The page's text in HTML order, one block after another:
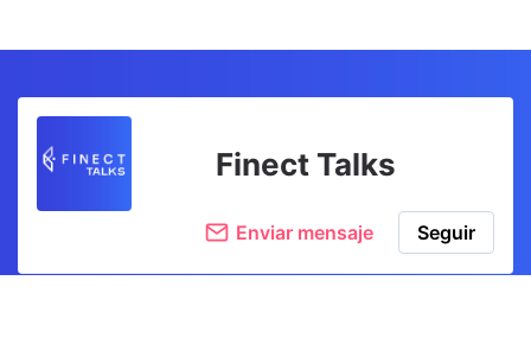
Finect Talks
Enviar mensaje Seguir